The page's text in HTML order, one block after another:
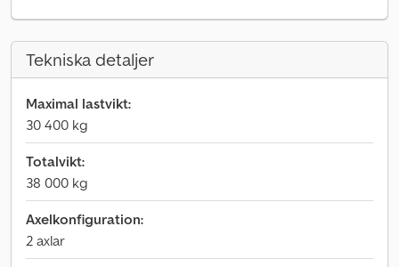
Tekniska detaljer
Maximal lastvikt:
30 400 kg
Totalvikt:
38 000 kg
Axelkonfiguration:
2 axlar